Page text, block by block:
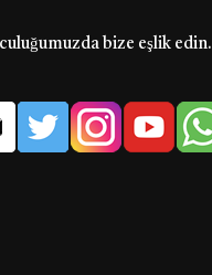
bize eşlik edin.